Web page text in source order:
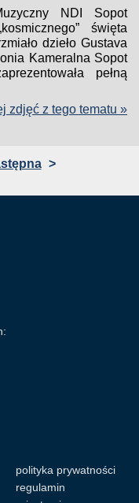
NDI Sopot
święta
dzieło Gustava
Kameralna Sopot
pełną
zdjęć z tego tematu »
>
polityka prywatności
regulamin